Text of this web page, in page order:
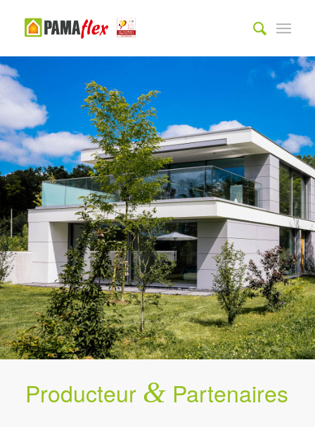
Producteur &Partenaires